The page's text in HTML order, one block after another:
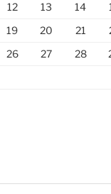
12 13 14
19 20 21
26 27 28